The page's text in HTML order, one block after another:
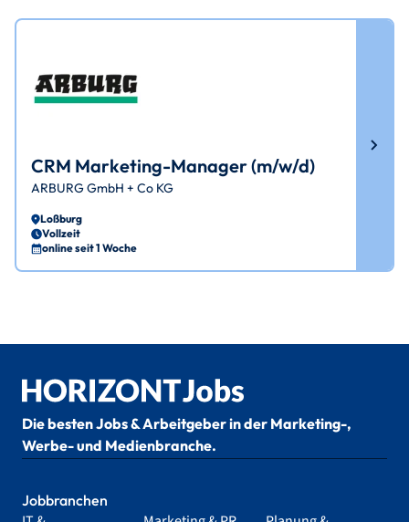
CRM Marketing-Manager (m/w/d)
ARBURG GmbH + Co KG
Loßburg
Vollzeit
online seit 1 Woche
Die besten Jobs & Arbeitgeber in der Marketing-,
Werbe- und Medienbranche.
Jobbranchen